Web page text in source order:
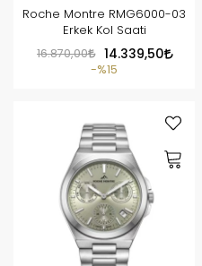
Roche Montre RMG6000-03
Erkek Kol Saati
16.870,00
14.339,50
%15